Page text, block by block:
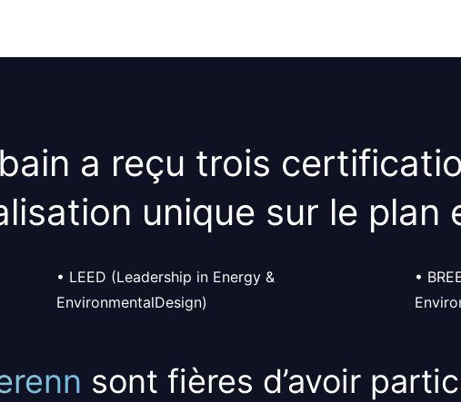
a reçu trois
unique sur le plan
• LEED (Leadership in Energy &
EnvironmentalDesign)
•
sont fières d’avoir